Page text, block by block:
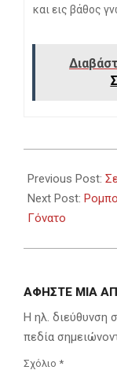
και εις βάθος
10-
08
Previous Post:
Next Post:
Γόνατο
ΑΦΉΣΤΕ ΜΙΑ
Η ηλ. διεύθυνση
πεδία
Σχόλιο *